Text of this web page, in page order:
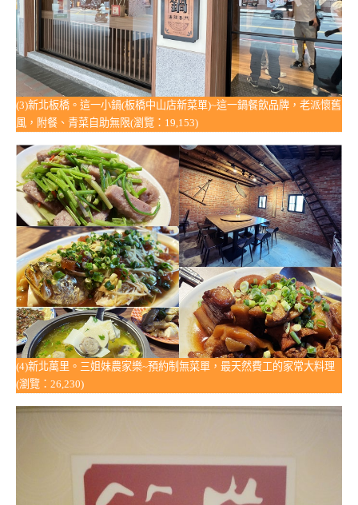
(3)新北板橋。這一小鍋(板橋中山店新菜單)~這一鍋餐飲品牌，老派懷舊
風，附餐、青菜自助無限(瀏覽：19,153)
(4)新北萬里。三姐妹農家樂~預約制無菜單，最天然費工的家常大料理
(瀏覽：26,230)